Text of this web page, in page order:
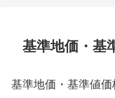
基準地価・基
基準地価・基準値